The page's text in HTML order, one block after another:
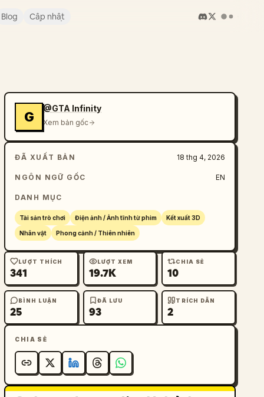
Blog Cập nhật
G
@GTA Infinity
Xem bản gốc
ĐÃ XUẤT BẢN 18 thg 4, 2026
NGÔN NGỮ GỐC EN
DANH MỤC
Tài sản trò chơi Điện ảnh / Ảnh tĩnh từ phim Kết xuất 3D
Nhân vật Phong cảnh / Thiên nhiên
LƯỢT THÍCH
341
LƯỢT XEM
19.7K
CHIA SẺ
10
BÌNH LUẬN
25
ĐÃ LƯU
93
TRÍCH DẪN
2
CHIA SẺ